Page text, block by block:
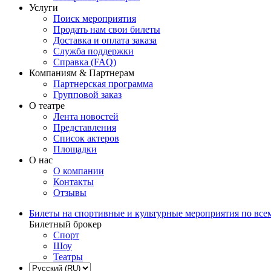
Услуги
Поиск мероприятия
Продать нам свои билеты
Доставка и оплата заказа
Служба поддержки
Справка (FAQ)
Компаниям & Партнерам
Партнерская программа
Групповой заказ
О театре
Лента новостей
Представления
Список актеров
Площадки
О нас
О компании
Контакты
Отзывы
Билеты на спортивные и культурные мероприятия по
Билетный брокер
Спорт
Шоу
Театры